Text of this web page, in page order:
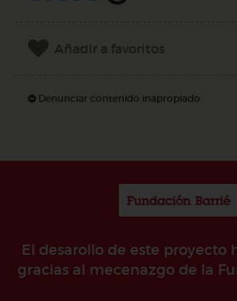
Añadir a favoritos
Denunciar contenido inapropiado
El desarollo de este proyecto
gracias al mecenazgo de la